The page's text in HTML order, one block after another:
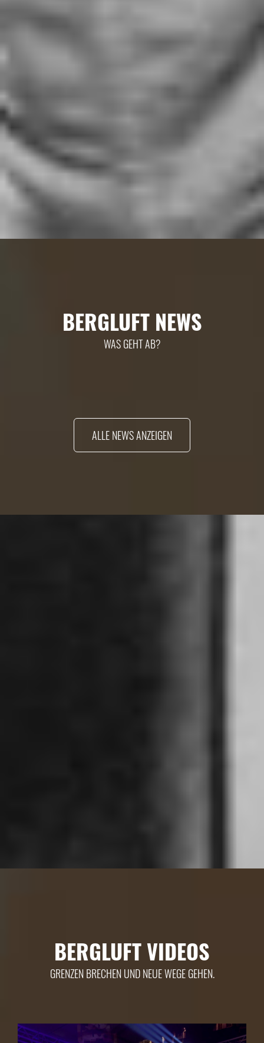
BERGLUFT NEWS
WAS GEHT AB?
ALLE NEWS ANZEIGEN
BERGLUFT VIDEOS
GRENZEN BRECHEN UND NEUE WEGE GEHEN.